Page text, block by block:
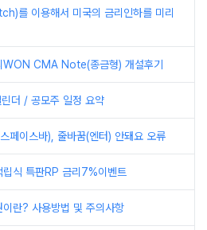
를 이용해서 미국의 금리인하를 미리
WON CMA Note(종금형) 개설후기
더 / 공모주 일정 요약
페이스바), 줄바꿈(엔터) 안돼요 오류
립식 특판RP 금리7%이벤트
이란? 사용방법 및 주의사항